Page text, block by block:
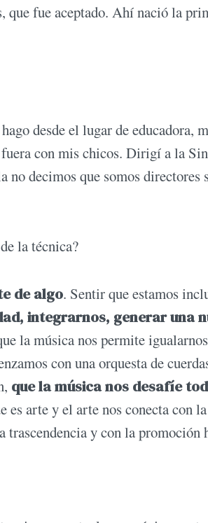
que fue aceptado. Ahí nació la
desde el lugar de educadora,
con mis chicos. Dirigí a la
no decimos que somos directores
la técnica?
de algo. Sentir que estamos
integrarnos, generar una
la música nos permite
con una orquesta de
que la música nos desafíe
es arte y el arte nos conecta con
trascendencia y con la promoción